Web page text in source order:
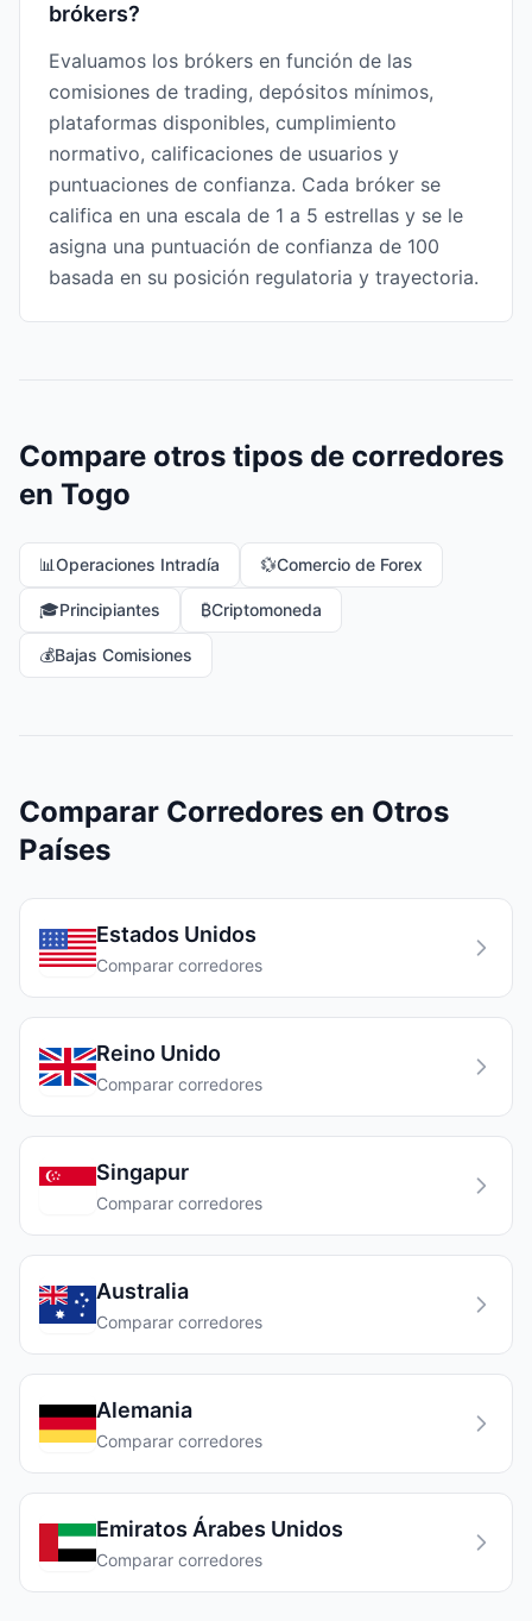
brókers?
Evaluamos los brókers en función de las
comisiones de trading, depósitos mínimos,
plataformas disponibles, cumplimiento
normativo, calificaciones de usuarios y
puntuaciones de confianza. Cada bróker se
califica en una escala de 1 a 5 estrellas y se le
asigna una puntuación de confianza de 100
basada en su posición regulatoria y trayectoria.
Compare otros tipos de corredores
en Togo
📊Operaciones Intradía 💱Comercio de Forex
🎓Principiantes ₿Criptomoneda
💰Bajas Comisiones
Comparar Corredores en Otros
Países
Estados Unidos
Comparar corredores
Reino Unido
Comparar corredores
Singapur
Comparar corredores
Australia
Comparar corredores
Alemania
Comparar corredores
Emiratos Árabes Unidos
Comparar corredores